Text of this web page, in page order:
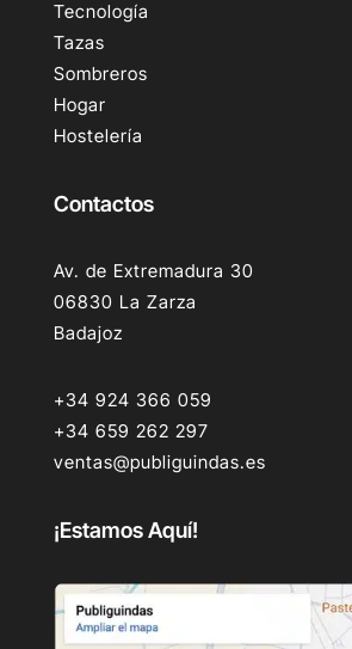
Tecnología
Tazas
Sombreros
Hogar
Hostelería
Contactos
Av. de Extremadura 30
06830 La Zarza
Badajoz
+34 924 366 059
+34 659 262 297
ventas@publiguindas.es
¡Estamos Aquí!